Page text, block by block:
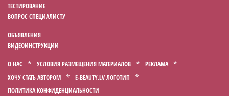
ТЕСТИРОВАНИЕ
ВОПРОС СПЕЦИАЛИСТУ
ОБЪЯВЛЕНИЯ
ВИДЕОИНСТРУКЦИИ
О НАС УСЛОВИЯ РАЗМЕЩЕНИЯ МАТЕРИАЛОВ
РЕКЛАМА
ХОЧУ СТАТЬ АВТОРОМ
E-BEAUTY.LV ЛОГОТИП
ПОЛИТИКА КОНФИДЕНЦИАЛЬНОСТИ